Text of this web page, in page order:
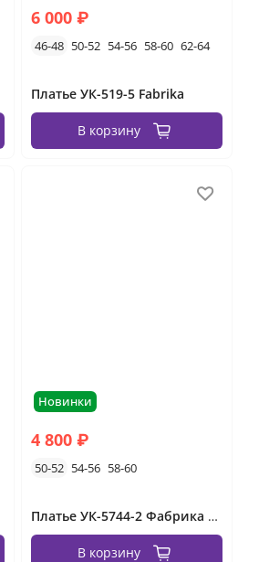
6 000 ₽
46-48 50-52 54-56 58-60 62-64
Платье УК-519-5 Fabrika
В корзину
Новинки
4 800 ₽
50-52 54-56 58-60
Платье УК-5744-2 Фабрика Моды
В корзину